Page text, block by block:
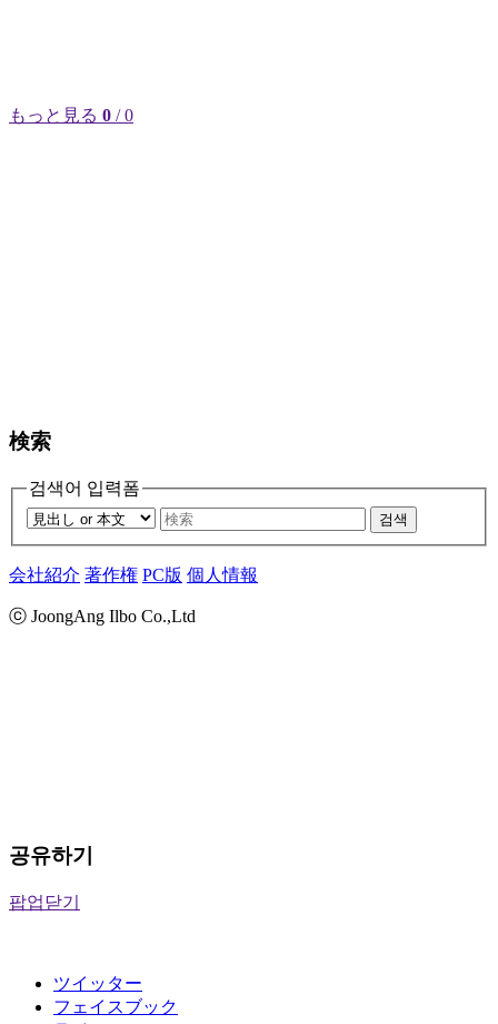
もっと見る 0 / 0
検索
검색어 입력폼
검색
会社紹介 著作権 PC版 個人情報
ⓒ JoongAng Ilbo Co.,Ltd
공유하기
팝업닫기
ツイッター
フェイスブック